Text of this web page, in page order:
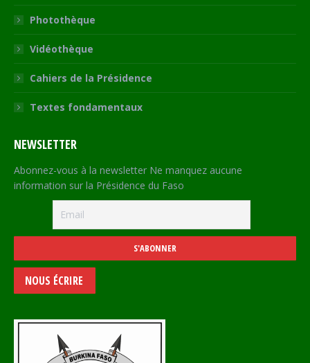
Photothèque
Vidéothèque
Cahiers de la Présidence
Textes fondamentaux
NEWSLETTER
Abonnez-vous à la newsletter Ne manquez aucune
information sur la Présidence du Faso
NOUS ÉCRIRE